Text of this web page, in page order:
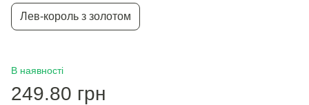
Лев-король з золотом
В наявності
249.80 грн